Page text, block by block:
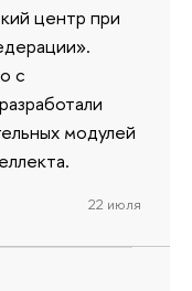
центр при
с
модулей
22 июля